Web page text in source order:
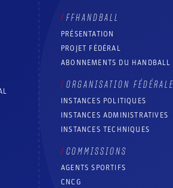
FFHANDBALL
PRÉSENTATION
PROJET FÉDÉRAL
ABONNEMENTS DU HANDBALL
ORGANISATION FÉDÉRALE
INSTANCES POLITIQUES
INSTANCES ADMINISTRATIVES
INSTANCES TECHNIQUES
COMMISSIONS
AGENTS SPORTIFS
CNCG